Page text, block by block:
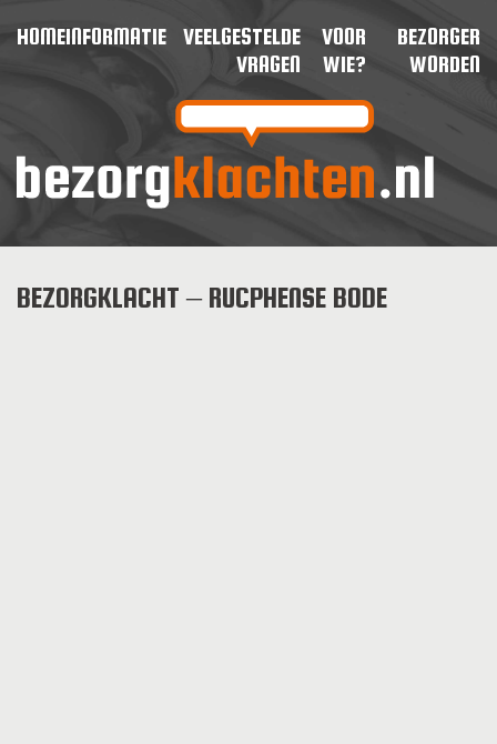
HOMEINFORMATIE
VEELGESTELDE
VRAGEN
VOOR
WIE?
BEZORGER
WORDEN
BEZORGKLACHT – RUCPHENSE BODE